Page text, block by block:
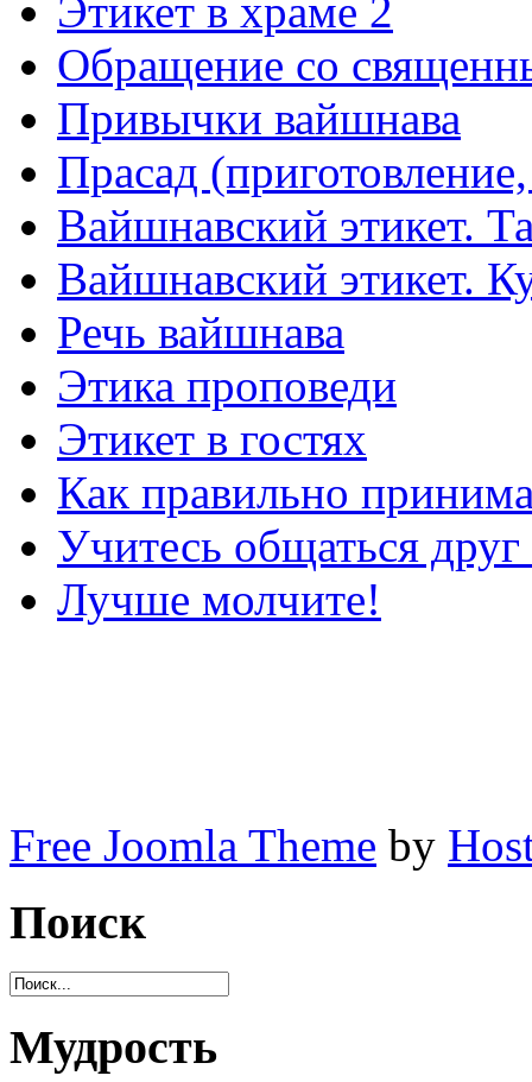
Этикет в храме 2
Обращение со
Привычки вайшнава
Прасад
Вайшнавский этикет.
Вайшнавский этикет.
Речь вайшнава
Этика проповеди
Этикет в гостях
Как правильно
Учитесь общаться
Лучше молчите!
Free Joomla Theme by
Поиск
Мудрость